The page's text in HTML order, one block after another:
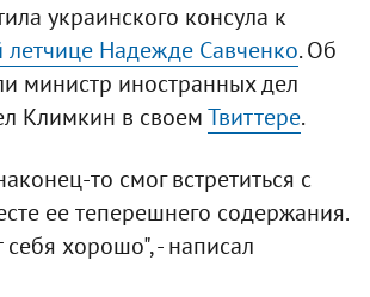
украинского консула к
летчице Надежде Савченко. Об
министр иностранных дел
Климкин в своемТвиттере.
то смог встретиться с
ее теперешнего содержания.
себя хорошо", - написал